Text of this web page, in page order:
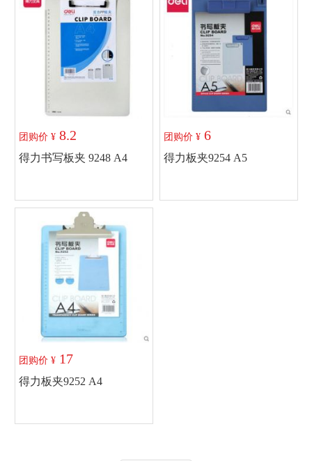
团购价 ¥ 8.2
得力书写板夹 9248 A4
加入购物车
团购价 ¥ 6
得力板夹9254 A5
团购价 ¥ 17
得力板夹9252 A4